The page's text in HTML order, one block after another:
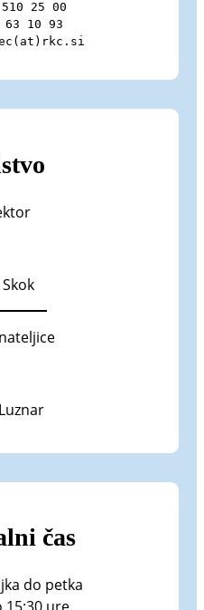
25 00
63 10 93
čas
do petka